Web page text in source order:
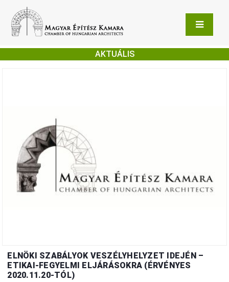
AKTUÁLIS
ELNÖKI SZABÁLYOK VESZÉLYHELYZET IDEJÉN –
ETIKAI-FEGYELMI ELJÁRÁSOKRA (ÉRVÉNYES
2020.11.20-TÓL)